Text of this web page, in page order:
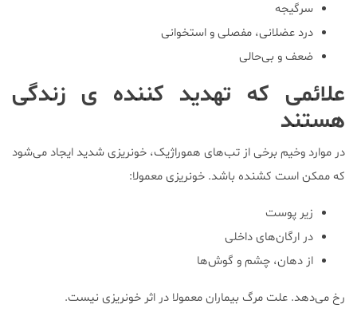
سرگیجه
درد عضلانی، مفصلی و استخوانی
ضعف و بی‌حالی
علائمی که تهدید کننده ی زندگی
هستند
در موارد وخیم برخی از تب‌های هموراژیک، خونریزی شدید ایجاد می‌شود
که ممکن است کشنده باشد. خونریزی معمولا:
زیر پوست
در ارگان‌های داخلی
از دهان، چشم و گوش‌ها
رخ می‌دهد. علت مرگ بیماران معمولا در اثر خونریزی نیست.